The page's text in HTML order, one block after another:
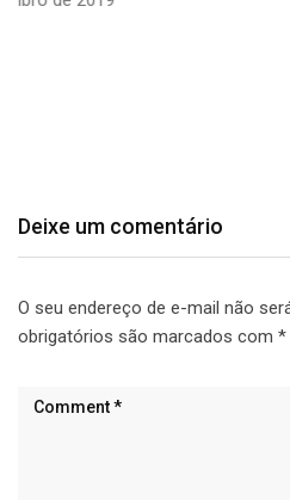
Deixe um comentário
O seu endereço de e-mail não
obrigatórios são marcados com *